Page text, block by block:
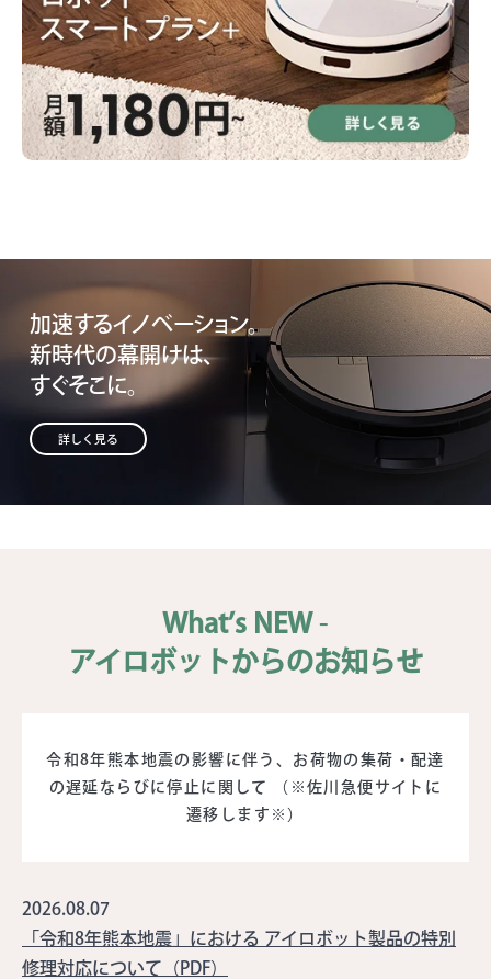
加速するイノベーション。
新時代の幕開けは、
すぐそこに。
詳しく見る
What’s NEW-
アイロボットからのお知らせ
令和8年熊本地震の影響に伴う、お荷物の集荷・配達
の遅延ならびに停止に関して
（※佐川急便サイトに
遷移します※）
2026.08.07
「令和8年熊本地震」における アイロボット製品の特別
修理対応について（PDF）